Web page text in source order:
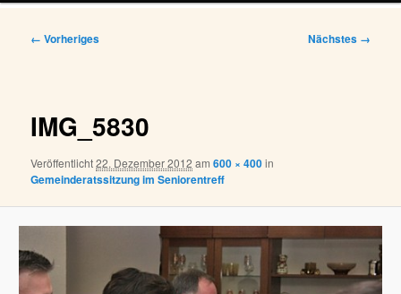
Bilder-
← Vorheriges Nächstes →
IMG_5830
Veröffentlicht22. Dezember 2012 am600 × 400in
Gemeinderatssitzung im Seniorentreff